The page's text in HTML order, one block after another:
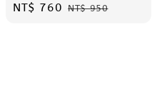
Sale
NT$ 760 Regular
NT$ 950